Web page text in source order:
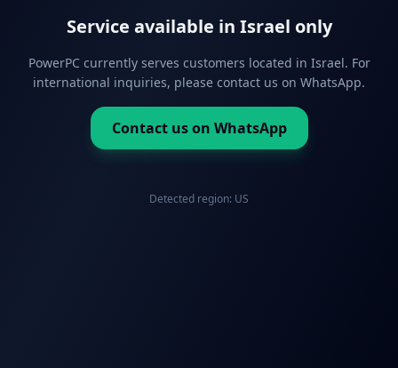
Service available in Israel only
PowerPC currently serves customers located in Israel. For
international inquiries, please contact us on WhatsApp.
Contact us on WhatsApp
Detected region: US